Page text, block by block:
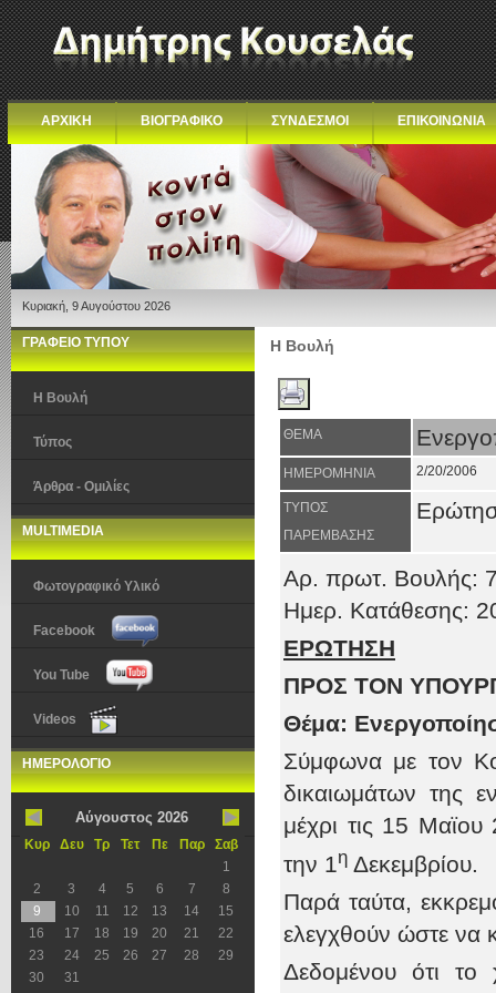
ΑΡΧΙΚΗ ΒΙΟΓΡΑΦΙΚΟ ΣΥΝΔΕΣΜΟΙ ΕΠΙΚΟΙΝΩΝΙΑ
Κυριακή, 9 Αυγούστου 2026
ΓΡΑΦΕΙΟ ΤΥΠΟΥ
Η Βουλή
Τύπος
Άρθρα - Ομιλίες
MULTIMEDIA
Φωτογραφικό Υλικό
Facebook
You Tube
Videos
ΗΜΕΡΟΛΟΓΙΟ
Αύγουστος 2026
Κυρ Δευ Τρ Τετ Πε Παρ
Σαβ
1
2
3 4 5 6 7
8
9
10 11 12 13 14
15
16
17 18 19 20 21
22
23
24 25 26 27 28
29
30
31
Η Βουλή
ΘΕΜΑ
ΗΜΕΡΟΜΗΝΙΑ 2/20/2006
ΤΥΠΟΣ
ΠΑΡΕΜΒΑΣΗΣ
Αρ. πρωτ. Βουλής:
Ημερ. Κατάθεσης:
ΕΡΩΤΗΣΗ
ΠΡΟΣ ΤOΝ
Θέμα:
Σύμφωνα με τον
δικαιωμάτων της
μέχρι τις 15
την 1η Δεκεμβρίου.
Παρά ταύτα,
ελεγχθούν ώστε να
Δεδομένου ότι το